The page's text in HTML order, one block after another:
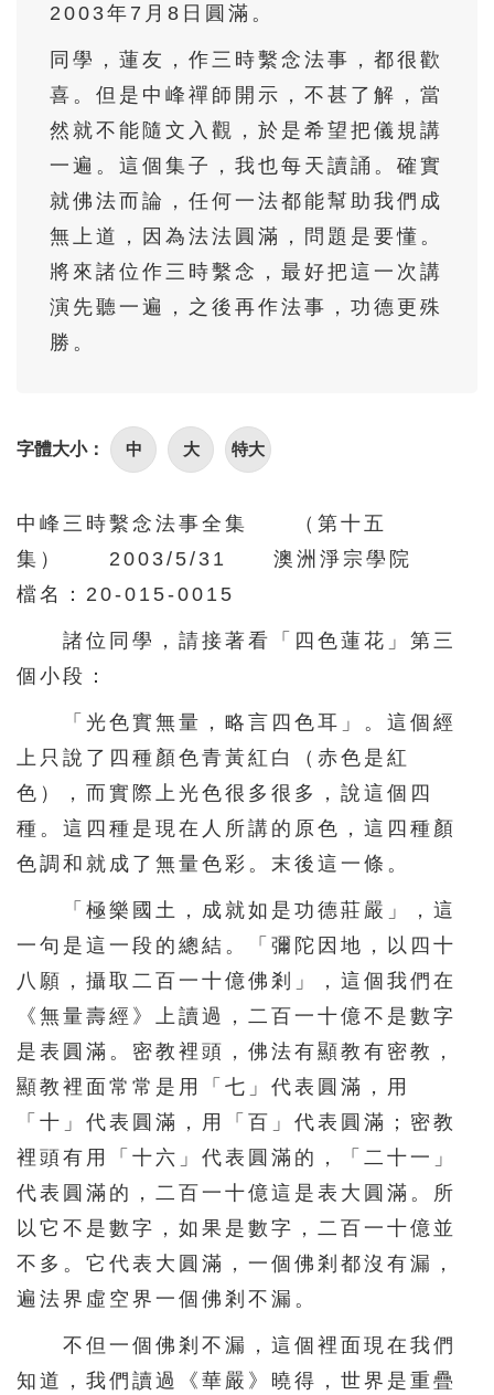
52 53
56 57
2003年7月8日圓滿。
同學，蓮友，作三時繫念法事，都很歡
喜。但是中峰禪師開示，不甚了解，當
然就不能隨文入觀，於是希望把儀規講
一遍。這個集子，我也每天讀誦。確實
就佛法而論，任何一法都能幫助我們成
無上道，因為法法圓滿，問題是要懂。
將來諸位作三時繫念，最好把這一次講
演先聽一遍，之後再作法事，功德更殊
勝。
字體大小： 中 大 特大
中峰三時繫念法事全集 （第十五
集） 2003/5/31 澳洲淨宗學院
檔名：20-015-0015
諸位同學，請接著看「四色蓮花」第三
個小段：
「光色實無量，略言四色耳」。這個經
上只說了四種顏色青黃紅白（赤色是紅
色），而實際上光色很多很多，說這個四
種。這四種是現在人所講的原色，這四種顏
色調和就成了無量色彩。末後這一條。
「極樂國土，成就如是功德莊嚴」，這
一句是這一段的總結。「彌陀因地，以四十
八願，攝取二百一十億佛剎」，這個我們在
《無量壽經》上讀過，二百一十億不是數字
是表圓滿。密教裡頭，佛法有顯教有密教，
顯教裡面常常是用「七」代表圓滿，用
「十」代表圓滿，用「百」代表圓滿；密教
裡頭有用「十六」代表圓滿的，「二十一」
代表圓滿的，二百一十億這是表大圓滿。所
以它不是數字，如果是數字，二百一十億並
不多。它代表大圓滿，一個佛剎都沒有漏，
遍法界虛空界一個佛剎不漏。
不但一個佛剎不漏，這個裡面現在我們
知道，我們讀過《華嚴》曉得，世界是重疊